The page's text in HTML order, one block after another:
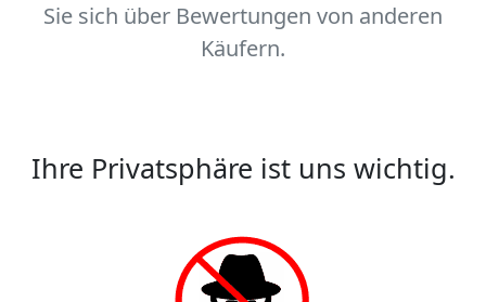
Sie sich über Bewertungen von anderen
Käufern.
Ihre Privatsphäre ist uns wichtig.